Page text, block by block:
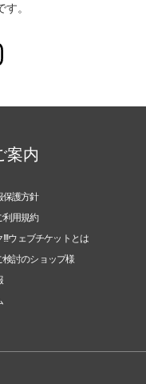
。
案内
保護方針
利用規約
!!!ウェブチケットとは
検討のショップ様